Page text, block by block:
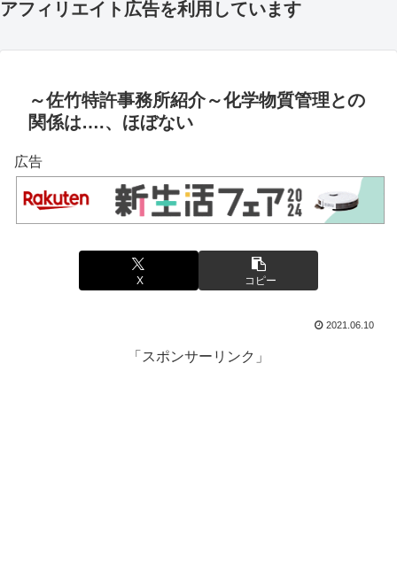
アフィリエイト広告を利用しています
～佐竹特許事務所紹介～化学物質管理との
関係は….、ほぼない
広告
X コピー
2021.06.10
「スポンサーリンク」